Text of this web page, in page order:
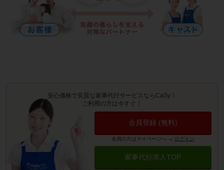
安心価格で良質な家事代行サービスならCaSy！
ご利用の方は今すぐ！
会員登録 (無料)
会員の方はマイページへ → ログイン
家事代行求人TOP